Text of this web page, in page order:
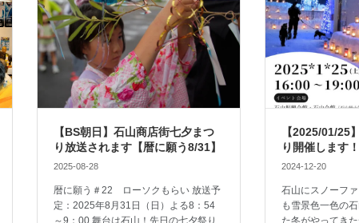
【BS朝日】石山商店街七夕まつ
り放送されます【暦に願う8/31】
2025-08-28
暦に願う＃22 ローソクもらい 放送予
定：2025年8月31日（日）よる8：54
～9：00 舞台は石山！先日の七夕祭り
【2025/01/25
り開催します！
2024-12-20
石山にスノーフ
も雪景色一色の
た冬がやってき